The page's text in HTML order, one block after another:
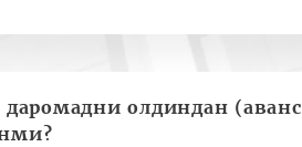
олдиндан (аванс